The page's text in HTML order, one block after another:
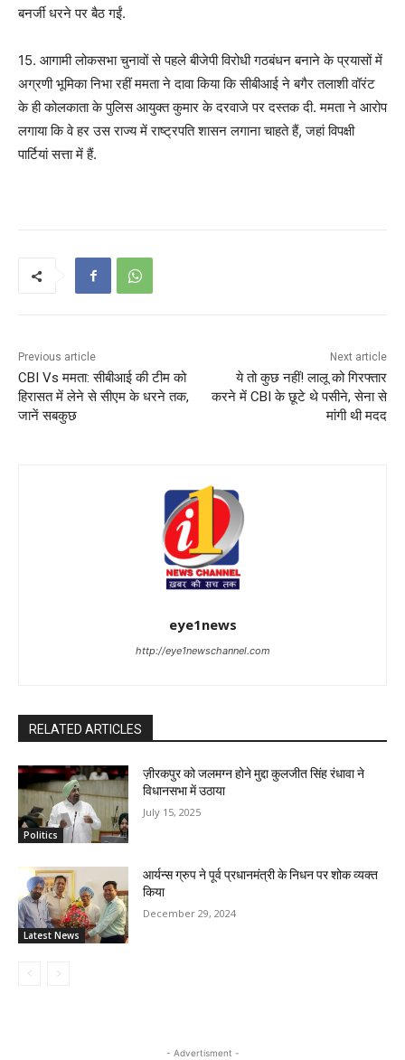
बनर्जी धरने पर बैठ गईं.
15. आगामी लोकसभा चुनावों से पहले बीजेपी विरोधी गठबंधन बनाने के प्रयासों में
अग्रणी भूमिका निभा रहीं ममता ने दावा किया कि सीबीआई ने बगैर तलाशी वॉरंट
के ही कोलकाता के पुलिस आयुक्त कुमार के दरवाजे पर दस्तक दी. ममता ने आरोप
लगाया कि वे हर उस राज्य में राष्ट्रपति शासन लगाना चाहते हैं, जहां विपक्षी
पार्टियां सत्ता में हैं.
Previous article
CBI Vs ममता: सीबीआई की टीम को
हिरासत में लेने से सीएम के धरने तक,
जानें सबकुछ
Next article
ये तो कुछ नहीं! लालू को गिरफ्तार
करने में CBI के छूटे थे पसीने, सेना से
मांगी थी मदद
eye1news
http://eye1newschannel.com
RELATED ARTICLES
Politics
ज़ीरकपुर को जलमग्न होने मुद्दा कुलजीत सिंह रंधावा ने
विधानसभा में उठाया
July 15, 2025
Latest News
आर्यन्स ग्रुप ने पूर्व प्रधानमंत्री के निधन पर शोक व्यक्त
किया
December 29, 2024
- Advertisment -